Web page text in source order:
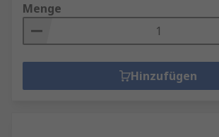
Menge
Hinzufügen